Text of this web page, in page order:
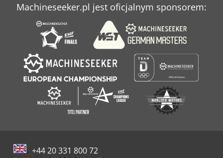
Ppl
Scm Accord 25 Fx
Machineseeker.pl jest oficjalnym sponsorem:
+44 20 331 800 72